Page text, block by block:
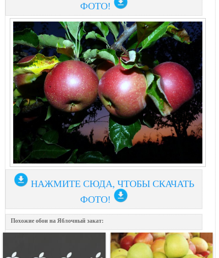
ФОТО!
НАЖМИТЕ СЮДА, ЧТОБЫ СКАЧАТЬ
ФОТО!
Похожие обои на Яблочный закат: